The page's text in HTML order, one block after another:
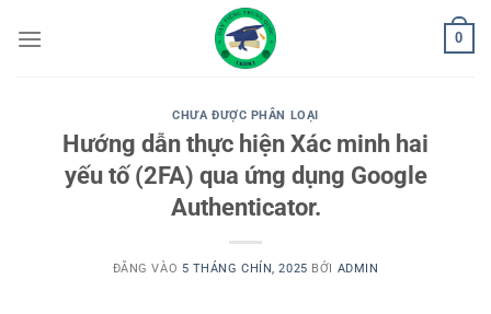
qua
0
CHƯA ĐƯỢC PHÂN LOẠI
Hướng dẫn thực hiện Xác minh hai
yếu tố (2FA) qua ứng dụng Google
Authenticator.
ĐĂNG VÀO 5 THÁNG CHÍN, 2025 BỞI ADMIN